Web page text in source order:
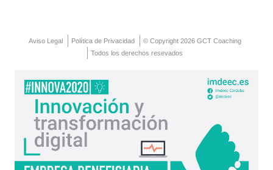
Aviso Legal Política de Privacidad
© Copyright 2026 GCT Coaching
Todos los derechos resevados